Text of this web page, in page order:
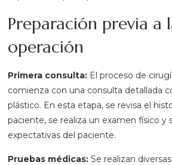
Preparación previa a
operación
Primera consulta: El proceso de
comienza con una consulta detallada
plástico. En esta etapa, se revisa el
paciente, se realiza un examen físico y
expectativas del paciente.
Pruebas médicas:Se realizan